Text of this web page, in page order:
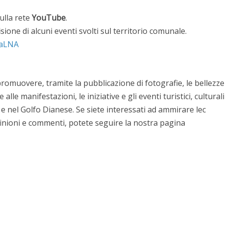
rete YouTube.
di alcuni eventi svolti sul territorio comunale.
tramite la pubblicazione di fotografie, le bellezze
manifestazioni, le iniziative e gli eventi turistici, culturali
Golfo Dianese. Se siete interessati ad ammirare lec
e commenti, potete seguire la nostra pagina